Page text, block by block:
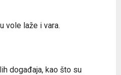
vole laže i vara.
događaja, kao što su